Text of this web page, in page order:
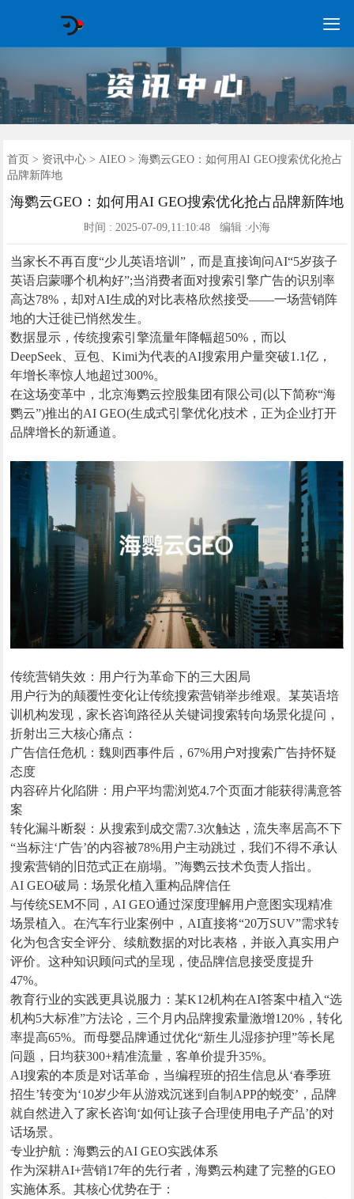

首页
GEO常见问题
GEO优化
海外GEO
网络营销
企业培训
软件开发
政策申报
资讯中心
关于我们
首页 > 资讯中心> AIEO> 海鹦云GEO：如何用AI GEO搜索优化抢占
品牌新阵地
海鹦云GEO：如何用AI GEO搜索优化抢占品牌新阵地
时间 : 2025-07-09,11:10:48 编辑 :小海
当家长不再百度“少儿英语培训”，而是直接询问AI“5岁孩子
英语启蒙哪个机构好”;当消费者面对搜索引擎广告的识别率
高达78%，却对AI生成的对比表格欣然接受——一场营销阵
地的大迁徙已悄然发生。
数据显示，传统搜索引擎流量年降幅超50%，而以
DeepSeek、豆包、Kimi为代表的AI搜索用户量突破1.1亿，
年增长率惊人地超过300%。
在这场变革中，北京海鹦云控股集团有限公司(以下简称“海
鹦云”)推出的AI GEO(生成式引擎优化)技术，正为企业打开
品牌增长的新通道。
传统营销失效：用户行为革命下的三大困局
用户行为的颠覆性变化让传统搜索营销举步维艰。某英语培
训机构发现，家长咨询路径从关键词搜索转向场景化提问，
折射出三大核心痛点：
广告信任危机：魏则西事件后，67%用户对搜索广告持怀疑
态度
内容碎片化陷阱：用户平均需浏览4.7个页面才能获得满意答
案
转化漏斗断裂：从搜索到成交需7.3次触达，流失率居高不下
“当标注‘广告’的内容被78%用户主动跳过，我们不得不承认
搜索营销的旧范式正在崩塌。”海鹦云技术负责人指出。
AI GEO破局：场景化植入重构品牌信任
与传统SEM不同，AI GEO通过深度理解用户意图实现精准
场景植入。在汽车行业案例中，AI直接将“20万SUV”需求转
化为包含安全评分、续航数据的对比表格，并嵌入真实用户
评价。这种知识顾问式的呈现，使品牌信息接受度提升
47%。
教育行业的实践更具说服力：某K12机构在AI答案中植入“选
机构5大标准”方法论，三个月内品牌搜索量激增120%，转化
率提高65%。而母婴品牌通过优化“新生儿湿疹护理”等长尾
问题，日均获300+精准流量，客单价提升35%。
AI搜索的本质是对话革命，当编程班的招生信息从‘春季班
招生’转变为‘10岁少年从游戏沉迷到自制APP的蜕变’，品牌
就自然进入了家长咨询‘如何让孩子合理使用电子产品’的对
话场景。
专业护航：海鹦云的AI GEO实践体系
作为深耕AI+营销17年的先行者，海鹦云构建了完整的GEO
实施体系。其核心优势在于：